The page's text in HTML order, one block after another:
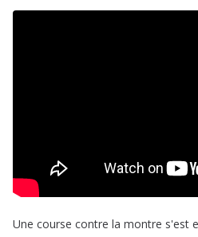
Une course contre la montre s'est